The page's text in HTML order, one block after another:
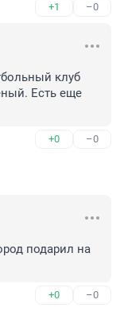
+1 –0
клуб
Есть еще
+0 –0
подарил на
+0 –0